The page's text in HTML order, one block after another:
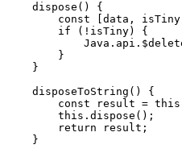
    dispose() {
const [data,
        if (!isTiny) {
        }
    }
    disposeToString() {
const result =
        this.dispose();
        return result;
    }